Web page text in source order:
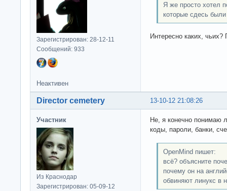
Зарегистрирован: 28-12-11
Сообщений: 933
Я же просто хотел
которые сдесь
Интересно каких, чьих?
Неактивен
13-10-12 21:08:26
Director cemetery
Участник
Из Краснодар
Зарегистрирован: 05-09-12
Не, я конечно понимаю
коды, пароли, банки,
OpenMind пишет:
всё? объясните
почему он на
обвиняют линукс в